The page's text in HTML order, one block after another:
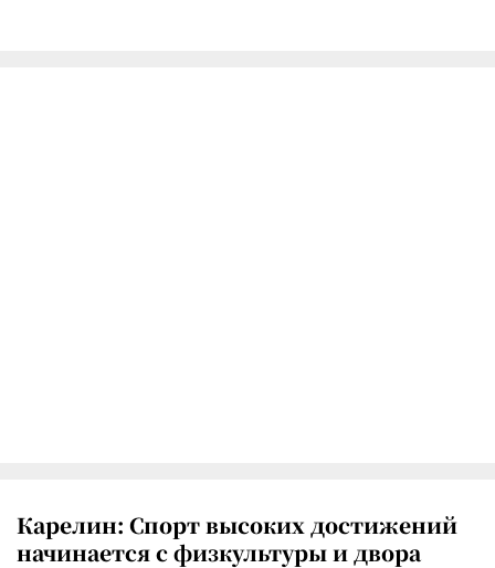
Карелин: Спорт высоких достижений
начинается с физкультуры и двора